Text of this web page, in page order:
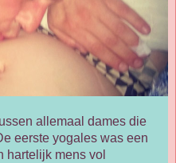
allemaal dames die
eerste yogales was een
hartelijk mens vol